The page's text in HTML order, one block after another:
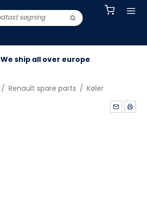
We ship all over europe
/ Renault spare parts / Køler